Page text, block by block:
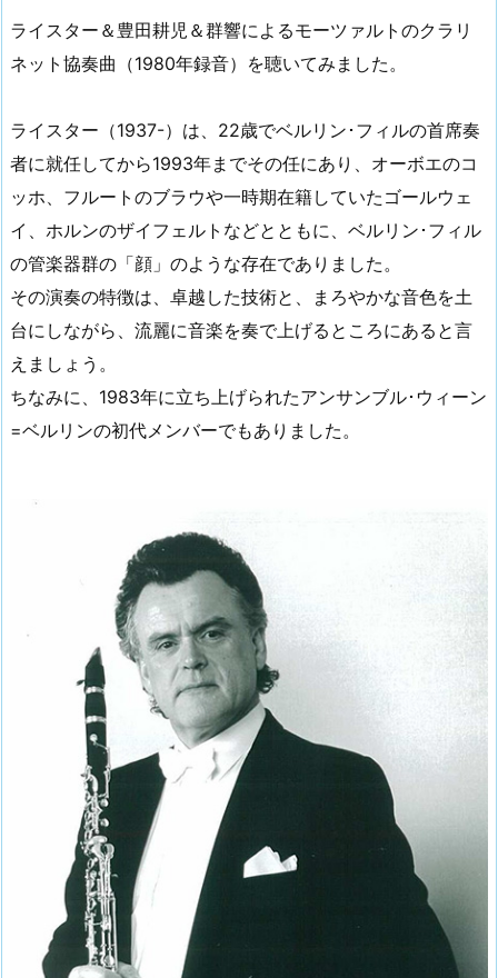
ライスター＆豊田耕児＆群響によるモーツァルトのクラリ
ネット協奏曲（1980年録音）を聴いてみました。
ライスター（1937-）は、22歳でベルリン･フィルの首席奏
者に就任してから1993年までその任にあり、オーボエのコ
ッホ、フルートのブラウや一時期在籍していたゴールウェ
イ、ホルンのザイフェルトなどとともに、ベルリン･フィル
の管楽器群の「顔」のような存在でありました。
その演奏の特徴は、卓越した技術と、まろやかな音色を土
台にしながら、流麗に音楽を奏で上げるところにあると言
えましょう。
ちなみに、1983年に立ち上げられたアンサンブル･ウィーン
=ベルリンの初代メンバーでもありました。